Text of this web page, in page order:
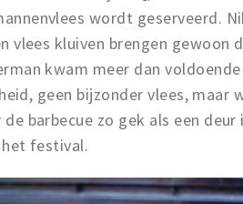
wordt geserveerd.
vlees kluiven brengen gewoon
kwam meer dan
geen bijzonder vlees, maar
barbecue zo gek als een
festival.